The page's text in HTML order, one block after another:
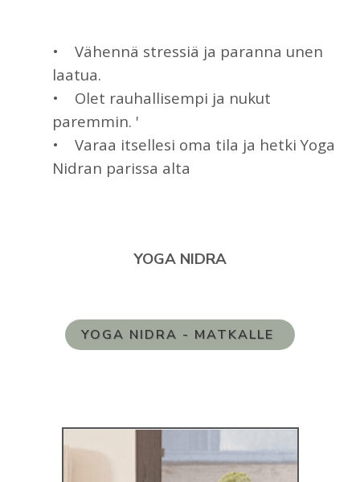
• Vähennä stressiä ja paranna unen
laatua.
• Olet rauhallisempi ja nukut
paremmin. '
• Varaa itsellesi oma tila ja hetki Yoga
Nidran parissa alta
YOGA NIDRA
YOGA NIDRA - MATKALLE